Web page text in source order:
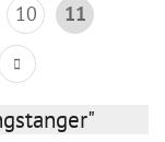
10
11